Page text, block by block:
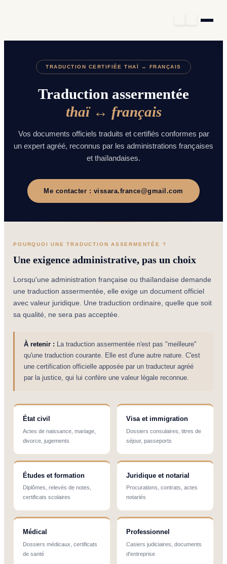
TRADUCTION CERTIFIÉE THAÏ ↔ FRANÇAIS
Traduction assermentée
thaï ↔ français
Vos documents officiels traduits et certifiés conformes par
un expert agréé, reconnus par les administrations françaises
et thaïlandaises.
Me contacter : vissara.france@gmail.com
POURQUOI UNE TRADUCTION ASSERMENTÉE ?
Une exigence administrative, pas un choix
Lorsqu'une administration française ou thaïlandaise demande
une traduction assermentée, elle exige un document officiel
avec valeur juridique. Une traduction ordinaire, quelle que soit
sa qualité, ne sera pas acceptée.
À retenir : La traduction assermentée n'est pas "meilleure"
qu'une traduction courante. Elle est d'une autre nature. C'est
une certification officielle apposée par un traducteur agréé
par la justice, qui lui confère une valeur légale reconnue.
État civil
Actes de naissance, mariage,
divorce, jugements
Visa et immigration
Dossiers consulaires, titres de
séjour, passeports
Études et formation
Diplômes, relevés de notes,
certificats scolaires
Juridique et notarial
Procurations, contrats, actes
notariés
Médical
Dossiers médicaux, certificats
de santé
Professionnel
Casiers judiciaires, documents
d'entreprise